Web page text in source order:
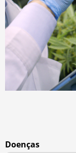
Doenças